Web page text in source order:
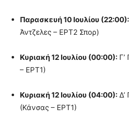
Παρασκευή 10 Ιουλίου (22:00):
Άντζελες – ΕΡΤ2 Σπορ)
Κυριακή 12 Ιουλίου (00:00):
– ΕΡΤ1)
Κυριακή 12 Ιουλίου (04:00): Δ’
(Κάνσας – ΕΡΤ1)